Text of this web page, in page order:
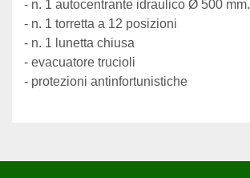
- n. 1 autocentrante idraulico Ø 500 mm.
- n. 1 torretta a 12 posizioni
- n. 1 lunetta chiusa
- evacuatore trucioli
- protezioni antinfortunistiche